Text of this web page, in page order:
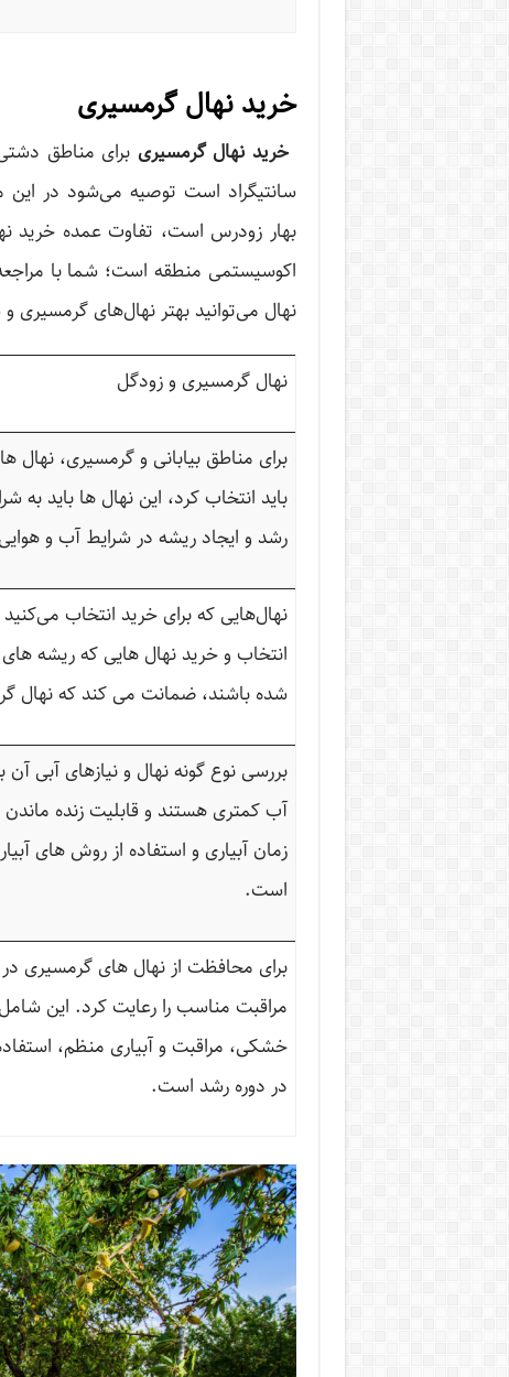
خرید نهال گرمسیری
خرید نهال گرمسیری
سانتیگراد است توصیه می‌شود در این
بهار زودرس است، تفاوت عمده خرید
نهال می‌توانید بهتر نهال‌های گرمسیری
نهال گرمسیری و زودگل
برای مناطق بیابانی و گرمسیری، نهال
باید انتخاب کرد، این نهال ها باید به
رشد و ایجاد ریشه در شرایط آب و
نهال‌هایی که برای خرید انتخاب
انتخاب و خرید نهال هایی که ریشه
شده باشند، ضمانت می کند که نهال
بررسی نوع گونه نهال و نیازهای آبی
آب کمتری هستند و قابلیت زنده
زمان آبیاری و استفاده از روش های
است.
برای محافظت از نهال های گرمسیری
مراقبت مناسب را رعایت کرد. این
خشکی، مراقبت و آبیاری منظم،
در دوره رشد است.